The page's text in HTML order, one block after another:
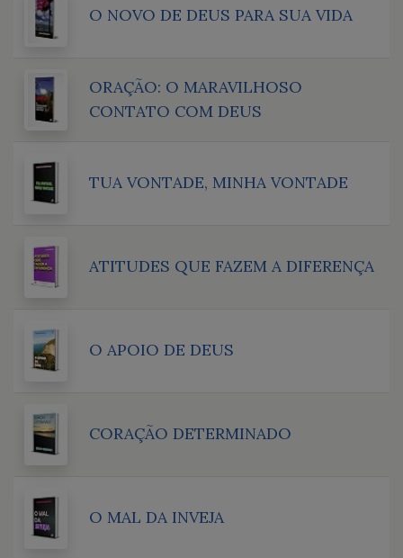
O NOVO DE DEUS PARA SUA VIDA
ORAÇÃO: O MARAVILHOSO
CONTATO COM DEUS
TUA VONTADE, MINHA VONTADE
ATITUDES QUE FAZEM A DIFERENÇA
O APOIO DE DEUS
CORAÇÃO DETERMINADO
O MAL DA INVEJA